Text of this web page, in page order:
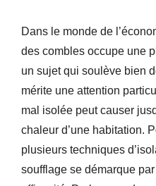
Dans le monde de
des combles occupe une
un sujet qui soulève bien
mérite une attention
mal isolée peut causer
chaleur d’une habitation.
plusieurs techniques
soufflage se démarque